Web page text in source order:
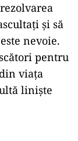
și să
nevoie.
pentru
viața
liniște